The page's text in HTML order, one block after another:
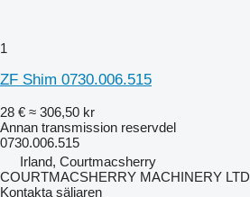
1
ZF Shim 0730.006.515
28 € ≈ 306,50 kr
Annan transmission reservdel
0730.006.515
Irland, Courtmacsherry
COURTMACSHERRY MACHINERY LTD
Kontakta säljaren